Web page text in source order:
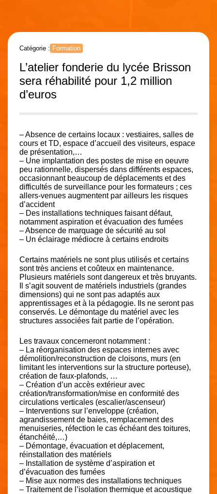
Catégorie : Formation
L’atelier fonderie du lycée Brisson
sera réhabilité pour 1,2 million
d’euros
– Absence de certains locaux : vestiaires, salles de
cours et TD, espace d’accueil des visiteurs, espace
de présentation,…
– Une implantation des postes de mise en oeuvre
peu rationnelle, dispersés dans différents espaces,
occasionnant beaucoup de déplacements et des
difficultés de surveillance pour les formateurs ; ces
allers-venues augmentent par ailleurs les risques
d’accident
– Des installations techniques faisant défaut,
notamment aspiration et évacuation des fumées
– Absence de marquage de sécurité au sol
– Un éclairage médiocre à certains endroits
Certains matériels ne sont plus utilisés et certains
sont très anciens et coûteux en maintenance.
Plusieurs matériels sont dangereux et très bruyants.
Il s’agit souvent de matériels industriels (grandes
dimensions) qui ne sont pas adaptés aux
apprentissages et à la pédagogie. Ils ne seront pas
conservés. Le démontage du matériel avec les
structures associées fait partie de l’opération.
Les travaux concerneront notamment :
– La réorganisation des espaces internes avec
démolition/reconstruction de cloisons, murs (en
limitant les interventions sur la structure porteuse),
création de faux-plafonds, …
– Création d’un accès extérieur avec
création/transformation/mise en conformité des
circulations verticales (escalier/ascenseur)
– Interventions sur l’enveloppe (création,
agrandissement de baies, remplacement des
menuiseries, réfection le cas échéant des toitures,
étanchéité,…)
– Démontage, évacuation et déplacement,
réinstallation des matériels
– Installation de système d’aspiration et
d’évacuation des fumées
– Mise aux normes des installations techniques
– Traitement de l’isolation thermique et acoustique